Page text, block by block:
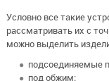
Условно все такие
рассматривать их с
можно выделить
подсоединяемые
под обжим;